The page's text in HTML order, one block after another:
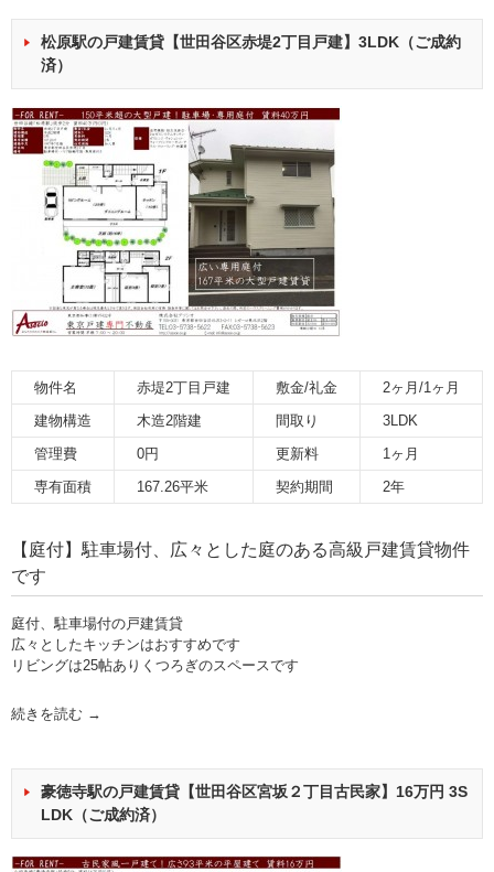
松原駅の戸建賃貸【世田谷区赤堤2丁目戸建】3LDK（ご成約
済）
物件名 赤堤2丁目戸建 敷金/礼金
2ヶ月/1ヶ月
建物構造
木造2階建 間取り
3LDK
管理費
0円 更新料
1ヶ月
専有面積
167.26平米 契約期間 2年
【庭付】駐車場付、広々とした庭のある高級戸建賃貸物件
です
庭付、駐車場付の戸建賃貸
広々としたキッチンはおすすめです
リビングは25帖ありくつろぎのスペースです
続きを読む →
豪徳寺駅の戸建賃貸【世田谷区宮坂２丁目古民家】16万円 3S
LDK（ご成約済）